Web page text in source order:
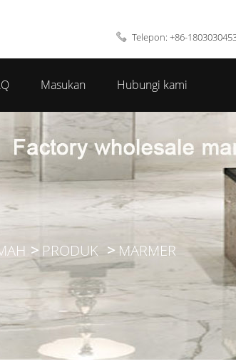
Telepon: +86-
Masukan Hubungi kami
PRODUK MARMER